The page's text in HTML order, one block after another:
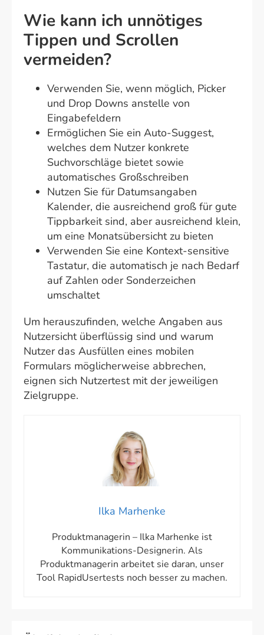
Wie kann ich unnötiges
Tippen und Scrollen
vermeiden?
Verwenden Sie, wenn möglich, Picker
und Drop Downs anstelle von
Eingabefeldern
Ermöglichen Sie ein Auto-Suggest,
welches dem Nutzer konkrete
Suchvorschläge bietet sowie
automatisches Großschreiben
Nutzen Sie für Datumsangaben
Kalender, die ausreichend groß für gute
Tippbarkeit sind, aber ausreichend klein,
um eine Monatsübersicht zu bieten
Verwenden Sie eine Kontext-sensitive
Tastatur, die automatisch je nach Bedarf
auf Zahlen oder Sonderzeichen
umschaltet
Um herauszufinden, welche Angaben aus
Nutzersicht überflüssig sind und warum
Nutzer das Ausfüllen eines mobilen
Formulars möglicherweise abbrechen,
eignen sich Nutzertest mit der jeweiligen
Zielgruppe.
Ilka Marhenke
Produktmanagerin – Ilka Marhenke ist
Kommunikations-Designerin. Als
Produktmanagerin arbeitet sie daran, unser
Tool RapidUsertests noch besser zu machen.